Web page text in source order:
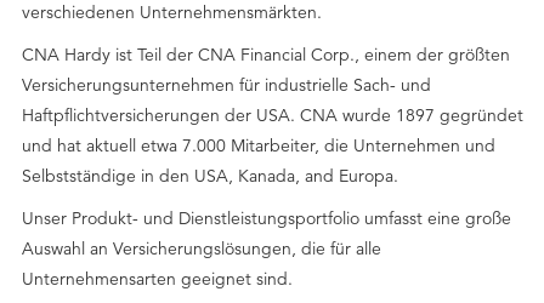
verschiedenen Unternehmensmärkten.
CNA Hardy ist Teil der CNA Financial Corp., einem der größten
Versicherungsunternehmen für industrielle Sach- und
Haftpflichtversicherungen der USA. CNA wurde 1897 gegründet
und hat aktuell etwa 7.000 Mitarbeiter, die Unternehmen und
Selbstständige in den USA, Kanada, and Europa.
Unser Produkt- und Dienstleistungsportfolio umfasst eine große
Auswahl an Versicherungslösungen, die für alle
Unternehmensarten geeignet sind.